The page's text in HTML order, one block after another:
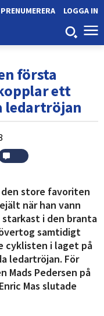
LOGGA IN
PRENUMERERA
första
ett
ledartröjan
den store favoriten
när han vann
i den branta
samtidigt
cyklisten i laget på
ledartröjan. För
Mads Pedersen på
Mas slutade